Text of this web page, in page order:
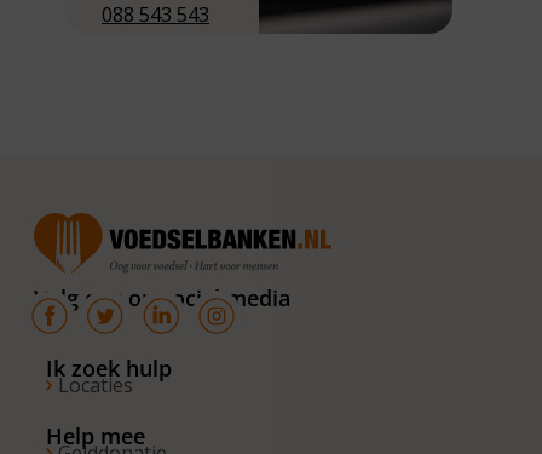
088 543 543
van 10.00 –
16.00 uur. Op
de vrijdagen
zijn wij
bereikbaar
van 10.00 –
Volg ons op social media
Ik zoek hulp
Locaties
Help mee